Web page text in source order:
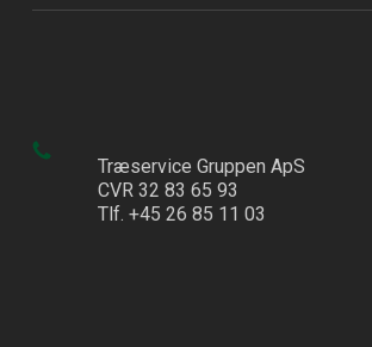
Træservice Gruppen ApS
CVR 32 83 65 93
Tlf. +45 26 85 11 03